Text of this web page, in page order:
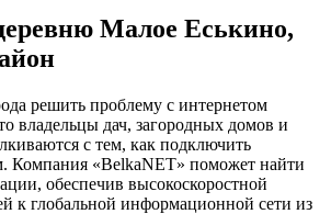
Малое Еськино,
решить проблему с интернетом
владельцы дач, загородных домов и
с тем, как подключить
Компания «BelkaNET» поможет найти
обеспечив высокоскоростной
к глобальной информационной сети из